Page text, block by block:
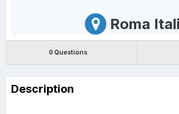
Roma
0 Questions
Description